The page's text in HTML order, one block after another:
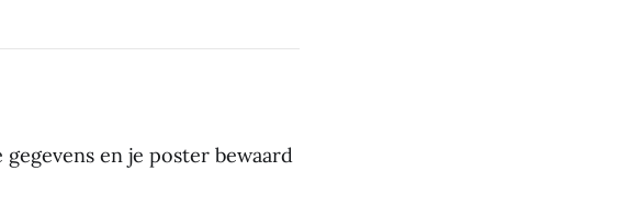
en je poster bewaard